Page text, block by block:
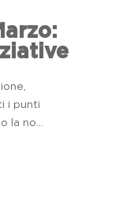
i punti
la no...